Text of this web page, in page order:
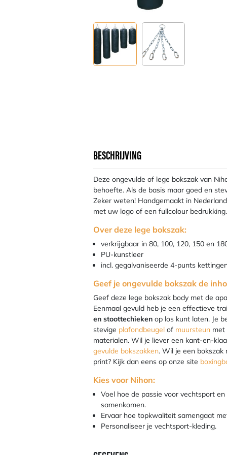
BESCHRIJVING
Deze ongevulde of lege bokszak van
behoefte. Als de basis maar goed en
Zeker weten! Handgemaakt in
met uw logo of een fullcolour bedrukking.
Over deze lege bokszak:
verkrijgbaar in 80, 100, 120, 150 en
PU-kunstleer
incl. gegalvaniseerde 4-punts
Geef je ongevulde bokszak de
Geef deze lege bokszak body met de
Eenmaal gevuld heb je een effectieve
en stoottechieken op los kunt laten. Je
stevige plafondbeugel of muursteun met
materialen. Wil je liever een kant-en-
gevulde bokszakken. Wil je een bokszak
print? Kijk dan eens op onze site
Kies voor Nihon:
Voel hoe de passie voor vechtsport
samenkomen.
Ervaar hoe topkwaliteit samengaat
Personaliseer je vechtsport-kleding.